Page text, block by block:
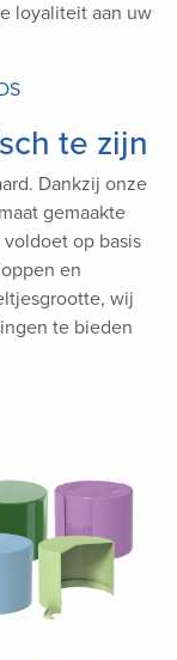
loyaliteit aan uw
te zijn
Dankzij onze
gemaakte
op basis
en
wij
te bieden